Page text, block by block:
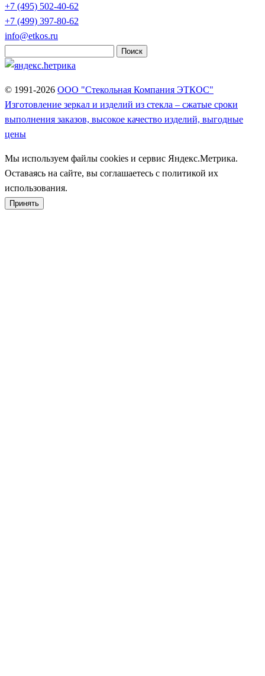
+7 (495) 502-40-62
+7 (499) 397-80-62
info@etkos.ru
© 1991-2026 ООО "Стекольная Компания ЭТКОС"
Изготовление зеркал и изделий из стекла – сжатые сроки
выполнения заказов, высокое качество изделий, выгодные
цены
Мы используем файлы cookies и сервис Яндекс.Метрика.
Оставаясь на сайте, вы соглашаетесь с политикой их
использования.
Принять